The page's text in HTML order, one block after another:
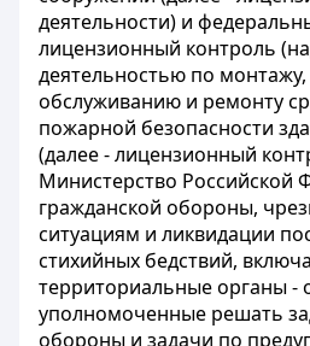
деятельности) и
лицензионный контроль
деятельностью по
обслуживанию и ремонту
пожарной безопасности
(далее - лицензионный
Министерство Российской
гражданской обороны,
ситуациям и ликвидации
стихийных бедствий,
территориальные органы -
уполномоченные решать
обороны и задачи по